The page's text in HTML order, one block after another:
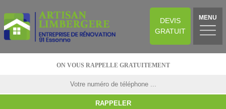
DEVIS
GRATUIT
MENU
ON VOUS RAPPELLE GRATUITEMENT